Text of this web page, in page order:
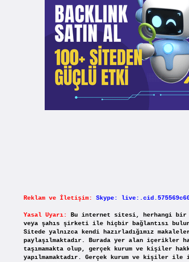
Reklam ve İletişim: Skype:
Yasal Uyarı:
Bu internet sitesi, herhangi bir
veya şahıs şirketi ile hiçbir bağlantısı
Sitede yalnızca kendi hazırladığımız
paylaşılmaktadır. Burada yer alan içerikler
taşımamakta olup, gerçek kurum ve kişiler
yapılmamaktadır. Gerçek kurum ve kişiler ile